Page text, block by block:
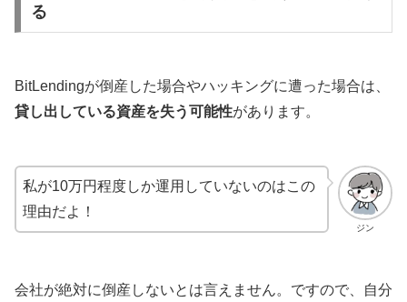
る
BitLendingが倒産した場合やハッキングに遭った場合は、
貸し出している資産を失う可能性があります。
ジン
私が10万円程度しか運用していないのはこの
理由だよ！
会社が絶対に倒産しないとは言えません。ですので、自分